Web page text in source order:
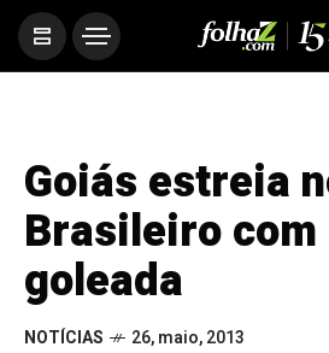
Goiás estreia
Brasileiro com
goleada
NOTÍCIAS 26, maio, 2013